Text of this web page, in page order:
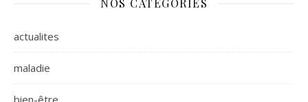
NOS CATÉGORIES
actualites
maladie
bien-être